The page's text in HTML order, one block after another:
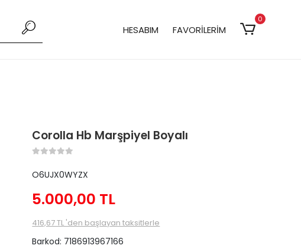
HESABIM FAVORİLERİM
0
Corolla Hb Marşpiyel Boyalı
O6UJX0WYZX
5.000,00 TL
416,67 TL 'den başlayan taksitlerle
Barkod: 7186913967166